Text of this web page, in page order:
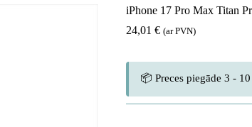
iPhone 17 Pro Max Titan
24,01 € (ar PVN)
📦 Preces piegāde 3 -